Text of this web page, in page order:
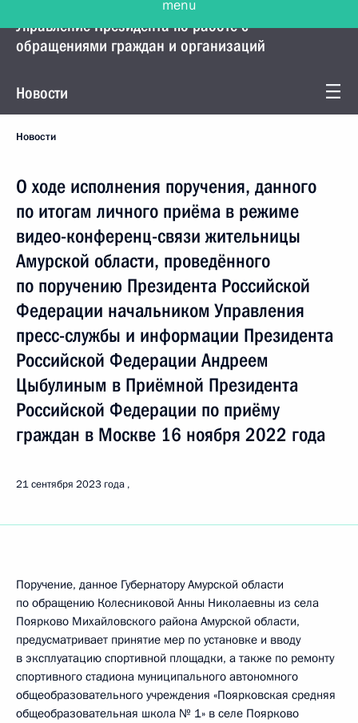
Управление Президента по работе с
обращениями граждан и организаций
Новости
Новости
О ходе исполнения поручения, данного
по итогам личного приёма в режиме
видео-конференц-связи жительницы
Амурской области, проведённого
по поручению Президента Российской
Федерации начальником Управления
пресс-службы и информации Президента
Российской Федерации Андреем
Цыбулиным в Приёмной Президента
Российской Федерации по приёму
граждан в Москве 16 ноября 2022 года
21 сентября 2023 года
Поручение, данное Губернатору Амурской области
по обращению Колесниковой Анны Николаевны из села
Поярково Михайловского района Амурской области,
предусматривает принятие мер по установке и вводу
в эксплуатацию спортивной площадки, а также по ремонту
спортивного стадиона муниципального автономного
общеобразовательного учреждения «Поярковская средняя
общеобразовательная школа № 1» в селе Поярково